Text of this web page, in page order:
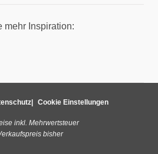
mehr Inspiration:
Cookie Einstellungen
inkl. Mehrwertsteuer
bisher